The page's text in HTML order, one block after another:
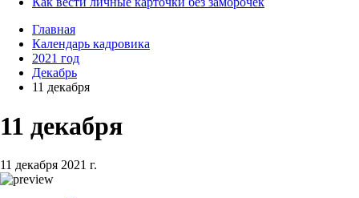
Главная
Календарь кадровика
2021 год
Декабрь
11 декабря
11 декабря
11 декабря 2021 г.